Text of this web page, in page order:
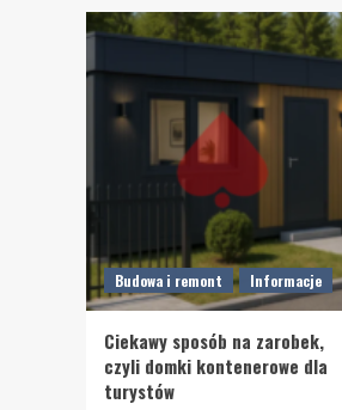
Budowa i remont Informacje
Ciekawy sposób na zarobek,
czyli domki kontenerowe dla
turystów